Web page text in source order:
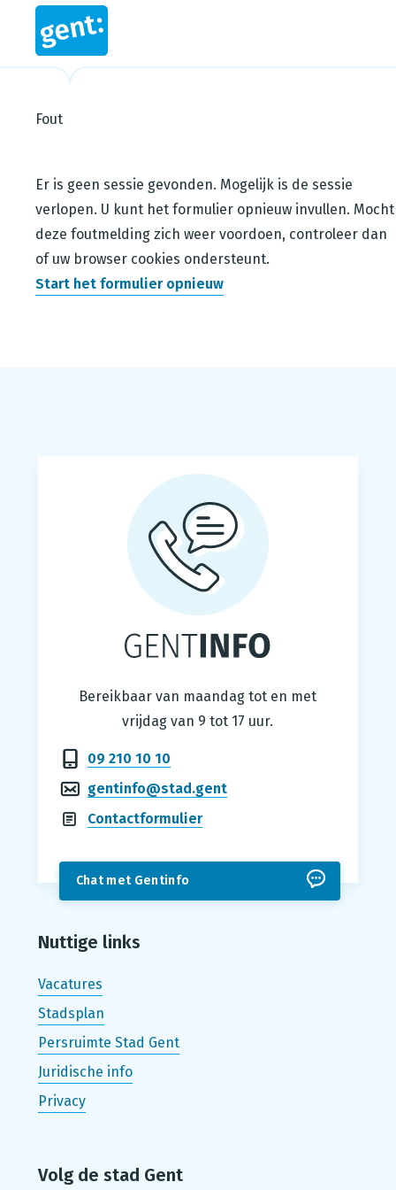
Fout
Steps in this wizard
Er is geen sessie gevonden. Mogelijk is de sessie
verlopen. U kunt het formulier opnieuw invullen. Mocht
deze foutmelding zich weer voordoen, controleer dan
of uw browser cookies ondersteunt.
Start het formulier opnieuw
Gentinfo
Bereikbaar van maandag tot en met
vrijdag van 9 tot 17 uur.
09 210 10 10
gentinfo@stad.gent
Contactformulier
Chat met Gentinfo
Nuttige links
Vacatures
Stadsplan
Persruimte Stad Gent
Juridische info
Privacy
Volg de stad Gent